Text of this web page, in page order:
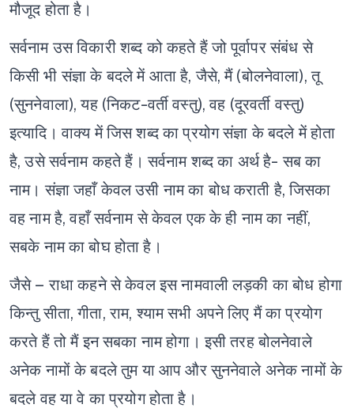
मौजूद होता है।
सर्वनाम उस विकारी शब्द को कहते हैं जो पूर्वापर संबंध से
किसी भी संज्ञा के बदले में आता है, जैसे, मैं (बोलनेवाला), तू
(सुननेवाला), यह (निकट-वर्ती वस्तु), वह (दूरवर्ती वस्तु)
इत्यादि। वाक्य में जिस शब्द का प्रयोग संज्ञा के बदले में होता
है, उसे सर्वनाम कहते हैं। सर्वनाम शब्द का अर्थ है- सब का
नाम। संज्ञा जहाँ केवल उसी नाम का बोध कराती है, जिसका
वह नाम है, वहाँ सर्वनाम से केवल एक के ही नाम का नहीं,
सबके नाम का बोघ होता है।
जैसे – राधा कहने से केवल इस नामवाली लड़की का बोध होगा
किन्तु सीता, गीता, राम, श्याम सभी अपने लिए मैं का प्रयोग
करते हैं तो मैं इन सबका नाम होगा। इसी तरह बोलनेवाले
अनेक नामों के बदले तुम या आप और सुननेवाले अनेक नामों के
बदले वह या वे का प्रयोग होता है।